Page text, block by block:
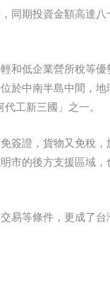
同期投資金額高達八
和低企業營所稅等優
於中南半島中間，地
工新三國」之一。
簽證，貨物又免稅，
市的後方支援區域，
易等條件，更成了台